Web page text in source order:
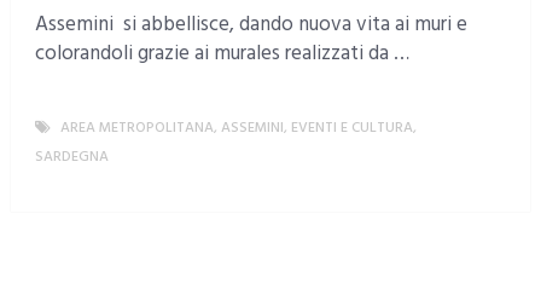
Assemini si abbellisce, dando nuova vita ai muri e
colorandoli grazie ai murales realizzati da …
AREA METROPOLITANA, ASSEMINI, EVENTI E CULTURA,
SARDEGNA